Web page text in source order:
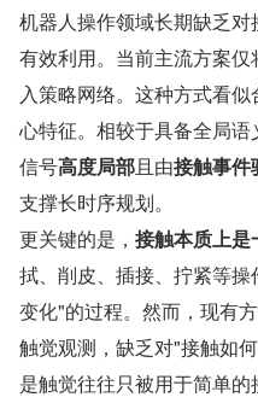
机器人操作领域长期缺乏
有效利用。当前主流方案
入策略网络。这种方式看
心特征。相较于具备全局
信号高度局部且由接触事件
支撑长时序规划。
更关键的是， 接触本质上是
拭、削皮、插接、拧紧等
变化"的过程。然而，现有
触觉观测，缺乏对"接触如
是触觉往往只被用于简单